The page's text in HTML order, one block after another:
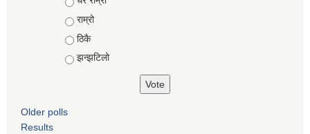
राम्रो
ठिकै
झन्झटिलो
Older polls
Results